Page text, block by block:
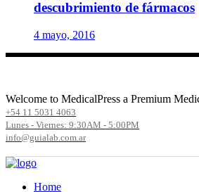
descubrimiento de fármacos
4 mayo, 2016
Welcome to MedicalPress a Premium
+54 11 5031 4063
Lunes - Viernes: 9:30AM - 5:00PM
info@guialab.com.ar
Home